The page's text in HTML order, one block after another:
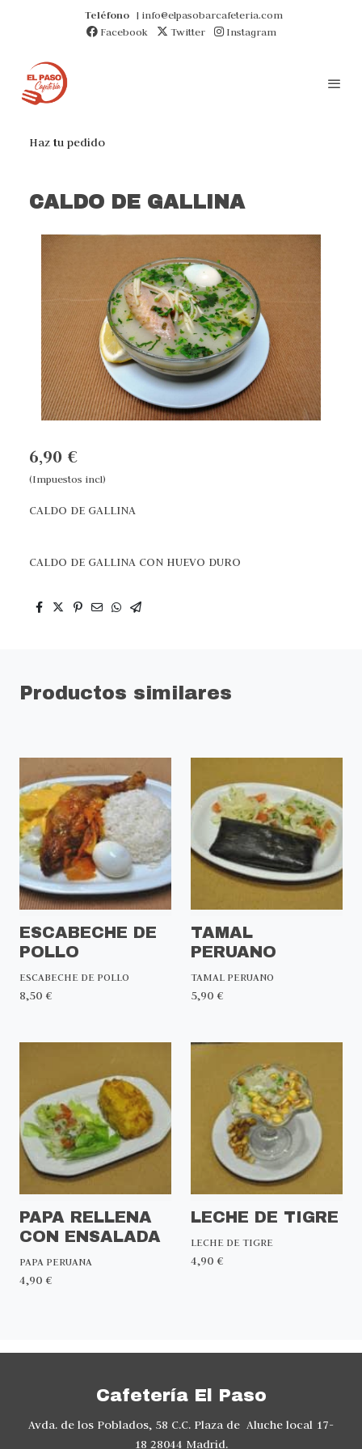
Teléfono| info@elpasobarcafeteria.com
Facebook
Twitter Instagram
Haz tu pedido
CALDO DE GALLINA
6,90 €
(Impuestos incl)
CALDO DE GALLINA
CALDO DE GALLINA CON HUEVO DURO
Productos similares
ESCABECHE DE
POLLO
ESCABECHE DE POLLO
8,50 €
TAMAL
PERUANO
TAMAL PERUANO
5,90 €
PAPA RELLENA
CON ENSALADA
PAPA PERUANA
4,90 €
LECHE DE TIGRE
LECHE DE TIGRE
4,90 €
Cafetería El Paso
Avda. de los Poblados, 58 C.C. Plaza de Aluche local 17-
18 28044 Madrid.